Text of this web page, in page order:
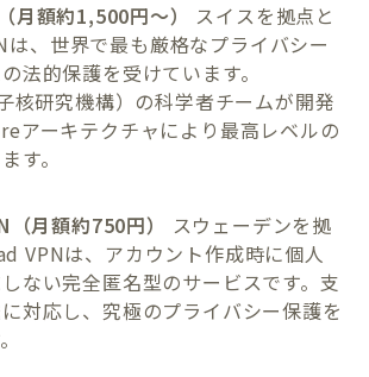
額約1,500円〜）
スイスを拠点と
、世界で最も厳格なプライバシー
法的保護を受けています。
核研究機構）の科学者チームが開発
アーキテクチャにより最高レベルの
す。
月額約750円）
スウェーデンを拠
VPNは、アカウント作成時に個人
ない完全匿名型のサービスです。支
対応し、究極のプライバシー保護を